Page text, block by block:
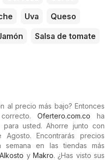
Uva
Queso
Salsa de tomate
al precio más bajo? Entonces
Ofertero.com.co ha
usted. Ahorre junto con
Encontrarás precios
semana en las tiendas más
Alkosto y Makro. ¿Has visto sus